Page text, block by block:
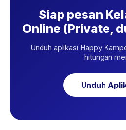
Siap pesan
Online (Private,
Unduh aplikasi Happy
hitungan
Unduh